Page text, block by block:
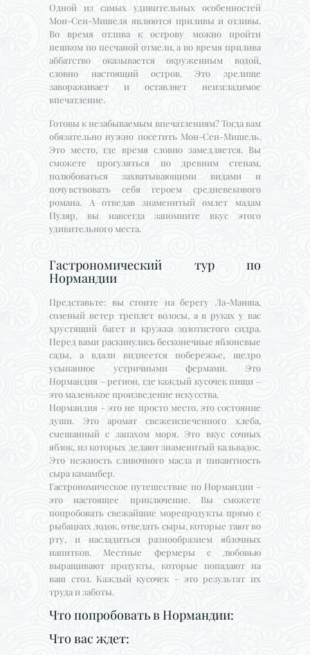
Одной из самых удивительных особенностей
Мон-Сен-Мишеля являются приливы и отливы.
Во время отлива к острову можно пройти
пешком по песчаной отмели, а во время прилива
аббатство оказывается окруженным водой,
словно настоящий остров. Это зрелище
завораживает и оставляет неизгладимое
впечатление.
Готовы к незабываемым впечатлениям? Тогда вам
обязательно нужно посетить Мон-Сен-Мишель.
Это место, где время словно замедляется. Вы
сможете прогуляться по древним стенам,
полюбоваться захватывающими видами и
почувствовать себя героем средневекового
романа. А отведав знаменитый омлет мадам
Пуляр, вы навсегда запомните вкус этого
удивительного места.
Гастрономический тур по
Нормандии
Представьте: вы стоите на берегу Ла-Манша,
соленый ветер треплет волосы, а в руках у вас
хрустящий багет и кружка золотистого сидра.
Перед вами раскинулись бесконечные яблоневые
сады, а вдали виднеется побережье, щедро
усыпанное устричными фермами. Это
Нормандия – регион, где каждый кусочек пищи –
это маленькое произведение искусства.
Нормандия – это не просто место, это состояние
души. Это аромат свежеиспеченного хлеба,
смешанный с запахом моря. Это вкус сочных
яблок, из которых делают знаменитый кальвадос.
Это нежность сливочного масла и пикантность
сыра камамбер.
Гастрономическое путешествие по Нормандии –
это настоящее приключение. Вы сможете
попробовать свежайшие морепродукты прямо с
рыбацких лодок, отведать сыры, которые тают во
рту, и насладиться разнообразием яблочных
напитков. Местные фермеры с любовью
выращивают продукты, которые попадают на
ваш стол. Каждый кусочек – это результат их
труда и заботы.
Что попробовать в Нормандии:
Что вас ждет: